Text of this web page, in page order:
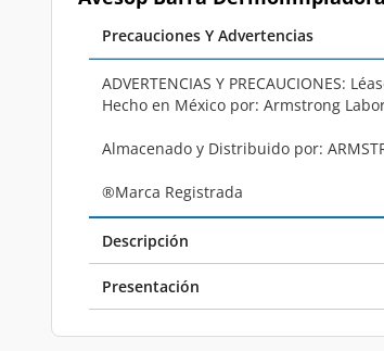
Precauciones Y Advertencias
ADVERTENCIAS Y PRECAUCIONES:
Hecho en México por: Armstrong
Almacenado y Distribuido por:
®Marca Registrada
Descripción
Presentación